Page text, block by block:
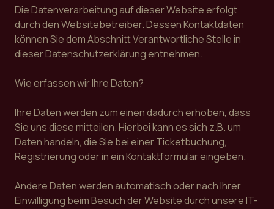
Die Datenverarbeitung auf dieser Website erfolgt
durch den Websitebetreiber. Dessen Kontaktdaten
können Sie dem Abschnitt Verantwortliche Stelle in
dieser Datenschutzerklärung entnehmen.
Wie erfassen wir Ihre Daten?
Ihre Daten werden zum einen dadurch erhoben, dass
Sie uns diese mitteilen. Hierbei kann es sich z.B. um
Daten handeln, die Sie bei einer Ticketbuchung,
Registrierung oder in ein Kontaktformular eingeben.
Andere Daten werden automatisch oder nach Ihrer
Einwilligung beim Besuch der Website durch unsere IT-